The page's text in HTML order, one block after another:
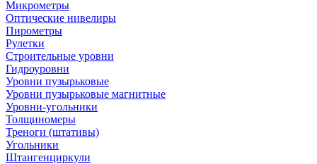
Микрометры
Оптические нивелиры
Пирометры
Рулетки
Строительные уровни
Гидроуровни
Уровни пузырьковые
Уровни пузырьковые магнитные
Уровни-угольники
Толщиномеры
Треноги (штативы)
Угольники
Штангенциркули